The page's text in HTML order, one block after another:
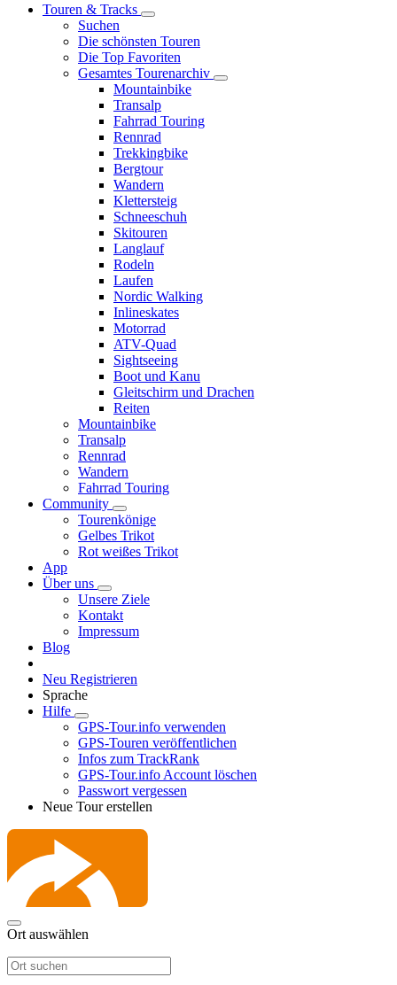
Touren & Tracks
Suchen
Die schönsten Touren
Die Top Favoriten
Gesamtes Tourenarchiv
Mountainbike
Transalp
Fahrrad Touring
Rennrad
Trekkingbike
Bergtour
Wandern
Klettersteig
Schneeschuh
Skitouren
Langlauf
Rodeln
Laufen
Nordic Walking
Inlineskates
Motorrad
ATV-Quad
Sightseeing
Boot und Kanu
Gleitschirm und Drachen
Reiten
Mountainbike
Transalp
Rennrad
Wandern
Fahrrad Touring
Community
Tourenkönige
Gelbes Trikot
Rot weißes Trikot
App
Über uns
Unsere Ziele
Kontakt
Impressum
Blog
Neu Registrieren
Sprache
Hilfe
GPS-Tour.info verwenden
GPS-Touren veröffentlichen
Infos zum TrackRank
GPS-Tour.info Account löschen
Passwort vergessen
Neue Tour erstellen
Ort auswählen